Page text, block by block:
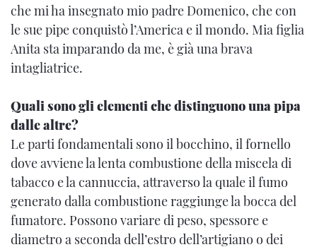
che mi ha insegnato mio padre Domenico, che con
le sue pipe conquistò l’America e il mondo. Mia figlia
Anita sta imparando da me, è già una brava
intagliatrice.
Quali sono gli elementi che distinguono una pipa
dalle altre?
Le parti fondamentali sono il bocchino, il fornello
dove avviene la lenta combustione della miscela di
tabacco e la cannuccia, attraverso la quale il fumo
generato dalla combustione raggiunge la bocca del
fumatore. Possono variare di peso, spessore e
diametro a seconda dell’estro dell’artigiano o dei